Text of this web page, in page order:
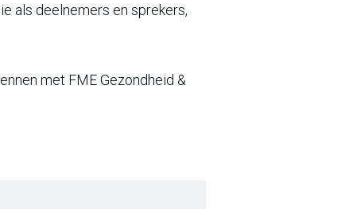
als deelnemers en sprekers,
met FME Gezondheid &